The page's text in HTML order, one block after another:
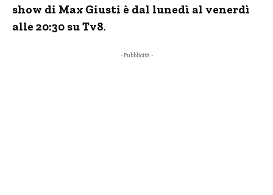
show di Max Giusti è dal lunedì al venerdì
alle 20:30 su Tv8.
- Pubblicità -